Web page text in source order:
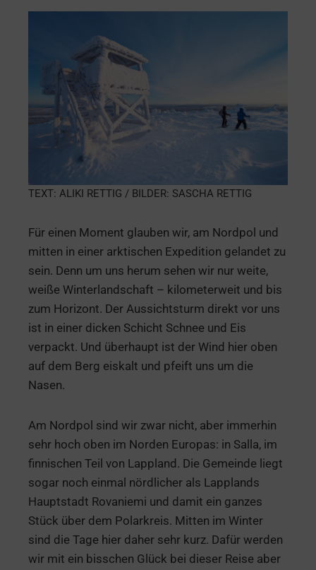
TEXT: ALIKI RETTIG / BILDER: SASCHA RETTIG
Für einen Moment glauben wir, am Nordpol und
mitten in einer arktischen Expedition gelandet zu
sein. Denn um uns herum sehen wir nur weite,
weiße Winterlandschaft – kilometerweit und bis
zum Horizont. Der Aussichtsturm direkt vor uns
ist in einer dicken Schicht Schnee und Eis
verpackt. Und überhaupt ist der Wind hier oben
auf dem Berg eiskalt und pfeift uns um die
Nasen.
Am Nordpol sind wir zwar nicht, aber immerhin
sehr hoch oben im Norden Europas: in Salla, im
finnischen Teil von Lappland. Die Gemeinde liegt
sogar noch einmal nördlicher als Lapplands
Hauptstadt Rovaniemi und damit ein ganzes
Stück über dem Polarkreis. Mitten im Winter
sind die Tage hier daher sehr kurz. Dafür werden
wir mit ein bisschen Glück bei dieser Reise aber